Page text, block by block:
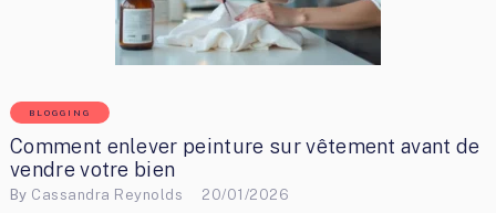
BLOGGING
Comment enlever peinture sur vêtement avant de
vendre votre bien
By Cassandra Reynolds 20/01/2026